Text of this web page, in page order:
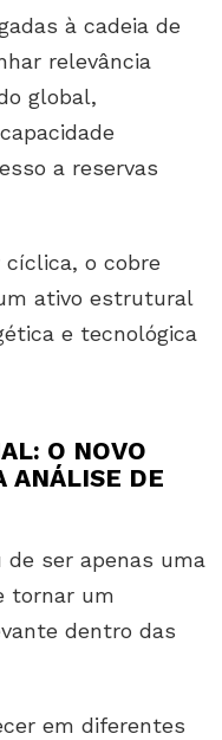
à cadeia de
relevância
global,
a reservas
o cobre
ativo estrutural
e tecnológica
O NOVO
ANÁLISE DE
ser apenas uma
tornar um
dentro das
em diferentes